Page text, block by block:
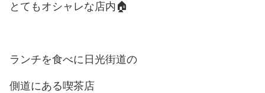
とてもオシャレな店内🏠
ランチを食べに日光街道の
側道にある喫茶店